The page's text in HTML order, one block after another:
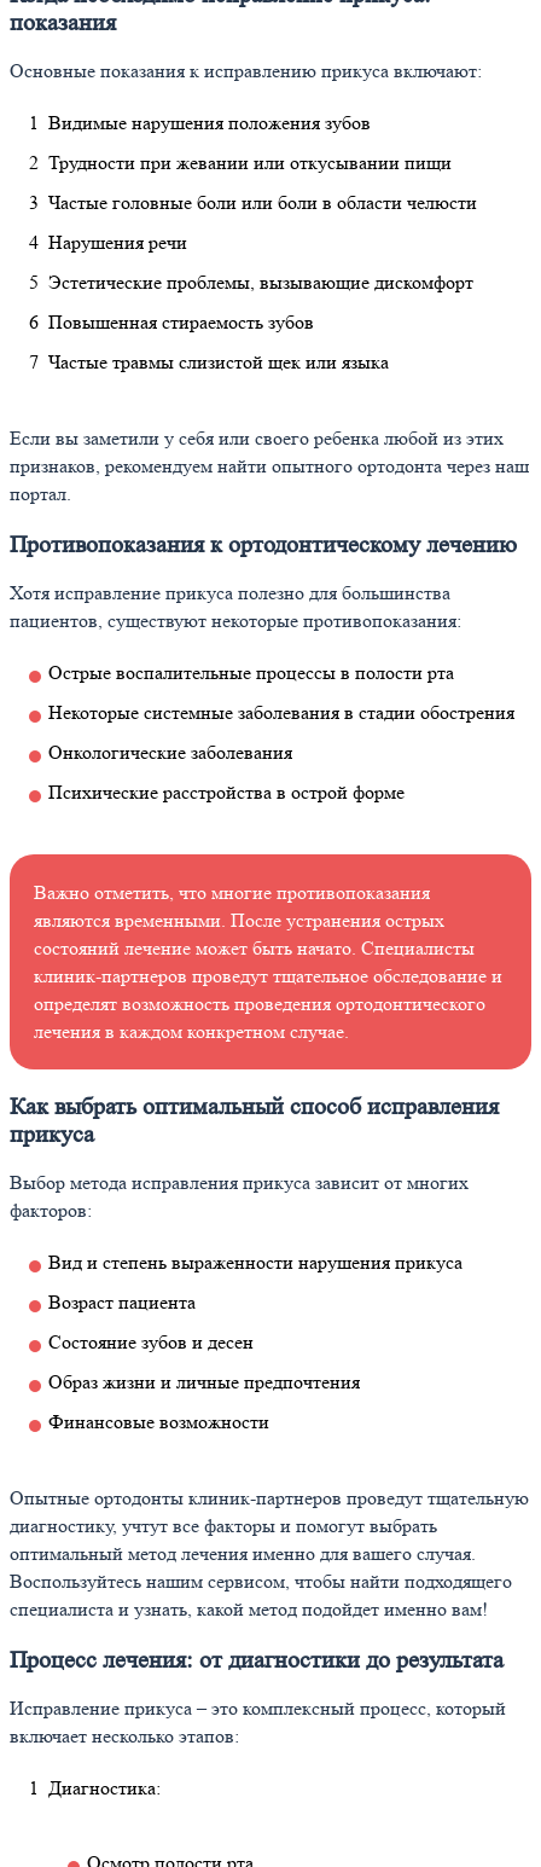
показания
Основные показания к исправлению прикуса включают:
Видимые нарушения положения зубов
Трудности при жевании или откусывании пищи
Частые головные боли или боли в области челюсти
Нарушения речи
Эстетические проблемы, вызывающие дискомфорт
Повышенная стираемость зубов
Частые травмы слизистой щек или языка
Если вы заметили у себя или своего ребенка любой из этих
признаков, рекомендуем найти опытного ортодонта через наш
портал.
Противопоказания к ортодонтическому лечению
Хотя исправление прикуса полезно для большинства
пациентов, существуют некоторые противопоказания:
Острые воспалительные процессы в полости рта
Некоторые системные заболевания в стадии обострения
Онкологические заболевания
Психические расстройства в острой форме
Важно отметить, что многие противопоказания
являются временными. После устранения острых
состояний лечение может быть начато. Специалисты
клиник-партнеров проведут тщательное обследование и
определят возможность проведения ортодонтического
лечения в каждом конкретном случае.
Как выбрать оптимальный способ исправления
прикуса
Выбор метода исправления прикуса зависит от многих
факторов:
Вид и степень выраженности нарушения прикуса
Возраст пациента
Состояние зубов и десен
Образ жизни и личные предпочтения
Финансовые возможности
Опытные ортодонты клиник-партнеров проведут тщательную
диагностику, учтут все факторы и помогут выбрать
оптимальный метод лечения именно для вашего случая.
Воспользуйтесь нашим сервисом, чтобы найти подходящего
специалиста и узнать, какой метод подойдет именно вам!
Процесс лечения: от диагностики до результата
Исправление прикуса – это комплексный процесс, который
включает несколько этапов:
Диагностика: